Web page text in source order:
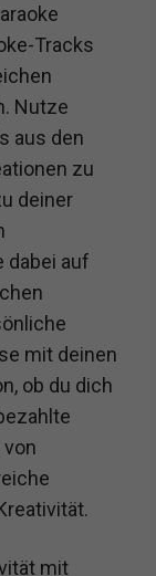
Tracks
Nutze
aus den
zu
deiner
dabei auf
mit deinen
ob du dich
mit